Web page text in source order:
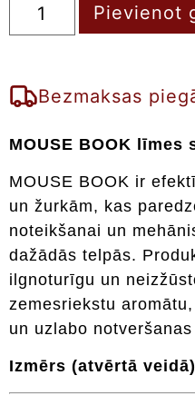
Pievienot
Bezmaksas
MOUSE BOOK līmes
MOUSE BOOK ir
un žurkām, kas
noteikšanai un
dažādās telpās.
ilgnoturīgu un
zemesriekstu
un uzlabo
Izmērs (atvērtā